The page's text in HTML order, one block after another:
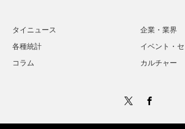
タイニュース
企業・業界
各種統計
イベント・
コラム
カルチャー